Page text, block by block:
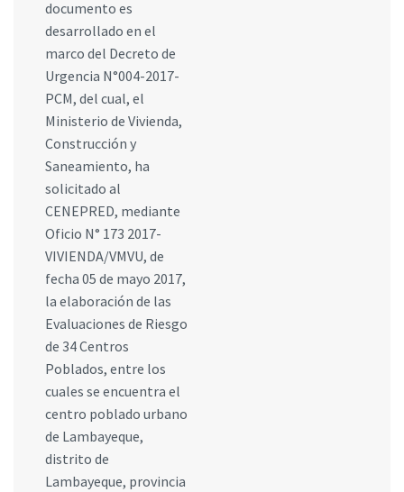
documento es
desarrollado en el
marco del Decreto de
Urgencia N°004-2017-
PCM, del cual, el
Ministerio de Vivienda,
Construcción y
Saneamiento, ha
solicitado al
CENEPRED, mediante
Oficio N° 173 2017-
VIVIENDA/VMVU, de
fecha 05 de mayo 2017,
la elaboración de las
Evaluaciones de Riesgo
de 34 Centros
Poblados, entre los
cuales se encuentra el
centro poblado urbano
de Lambayeque,
distrito de
Lambayeque, provincia